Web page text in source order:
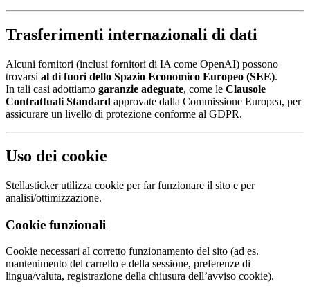
Trasferimenti internazionali di dati
Alcuni fornitori (inclusi fornitori di IA come OpenAI) possono
trovarsi al di fuori dello Spazio Economico Europeo (SEE).
In tali casi adottiamo garanzie adeguate, come le Clausole
Contrattuali Standard approvate dalla Commissione Europea, per
assicurare un livello di protezione conforme al GDPR.
Uso dei cookie
Stellasticker utilizza cookie per far funzionare il sito e per
analisi/ottimizzazione.
Cookie funzionali
Cookie necessari al corretto funzionamento del sito (ad es.
mantenimento del carrello e della sessione, preferenze di
lingua/valuta, registrazione della chiusura dell’avviso cookie).